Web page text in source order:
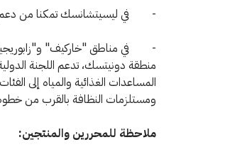
- في ليسيتشانسك تمكنا من دعم
- في مناطق "خاركيف"
منطقة دونيتسك، تدعم اللجنة
المساعدات الغذائية والمياه إلى
ومستلزمات النظافة بالقرب من
ملاحظة للمحررين والمنتجين: